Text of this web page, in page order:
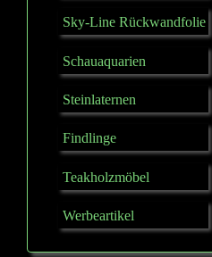
Sky-Line Rückwandfolie
Schauaquarien
Steinlaternen
Findlinge
Teakholzmöbel
Werbeartikel